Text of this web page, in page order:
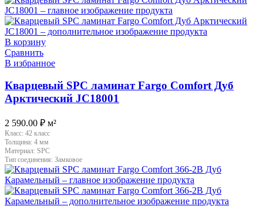
В корзину
Сравнить
В избранное
Кварцевый SPC ламинат Fargo Comfort Дуб
Арктический JC18001
2 590.00 ₽ м²
Класс: 42 класс
Толщина: 4 мм
Материал: SPC
Тип соединения: Замковое